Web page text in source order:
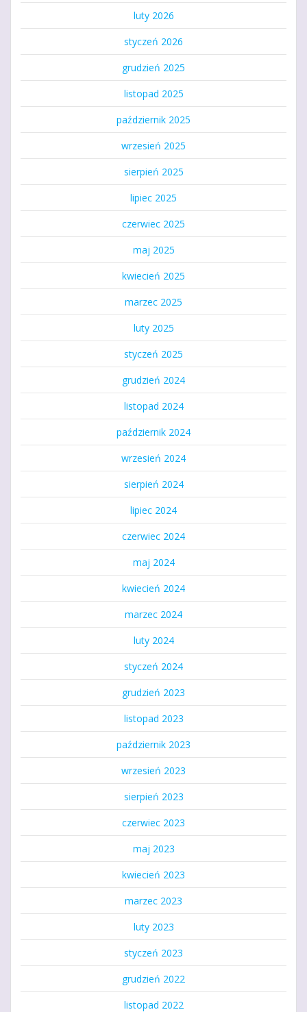
luty 2026
styczeń 2026
grudzień 2025
listopad 2025
październik 2025
wrzesień 2025
sierpień 2025
lipiec 2025
czerwiec 2025
maj 2025
kwiecień 2025
marzec 2025
luty 2025
styczeń 2025
grudzień 2024
listopad 2024
październik 2024
wrzesień 2024
sierpień 2024
lipiec 2024
czerwiec 2024
maj 2024
kwiecień 2024
marzec 2024
luty 2024
styczeń 2024
grudzień 2023
listopad 2023
październik 2023
wrzesień 2023
sierpień 2023
czerwiec 2023
maj 2023
kwiecień 2023
marzec 2023
luty 2023
styczeń 2023
grudzień 2022
listopad 2022